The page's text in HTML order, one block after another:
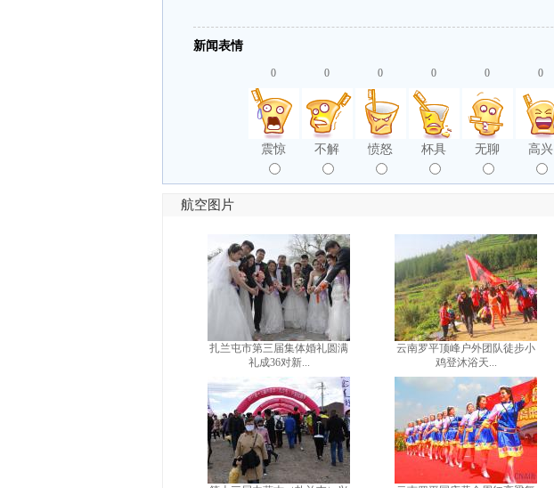
新闻表情
0
震惊
0
不解
0
愤怒
0
杯具
0
无聊
0
高兴
航空图片
扎兰屯市第三届集体婚礼圆满
礼成36对新...
云南罗平顶峰户外团队徒步小
鸡登沐浴天...